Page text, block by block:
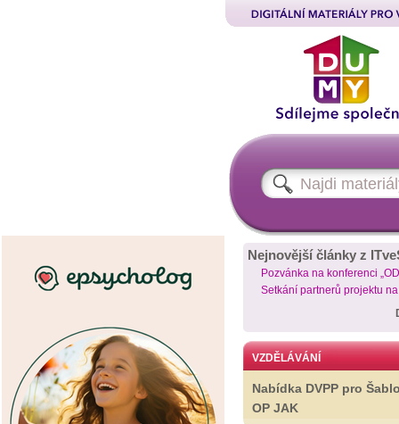
Nejnovější články z
Pozvánka na konferenci
Setkání partnerů projektu
VZDĚLÁVÁNÍ
Nabídka DVPP pro
OP JAK